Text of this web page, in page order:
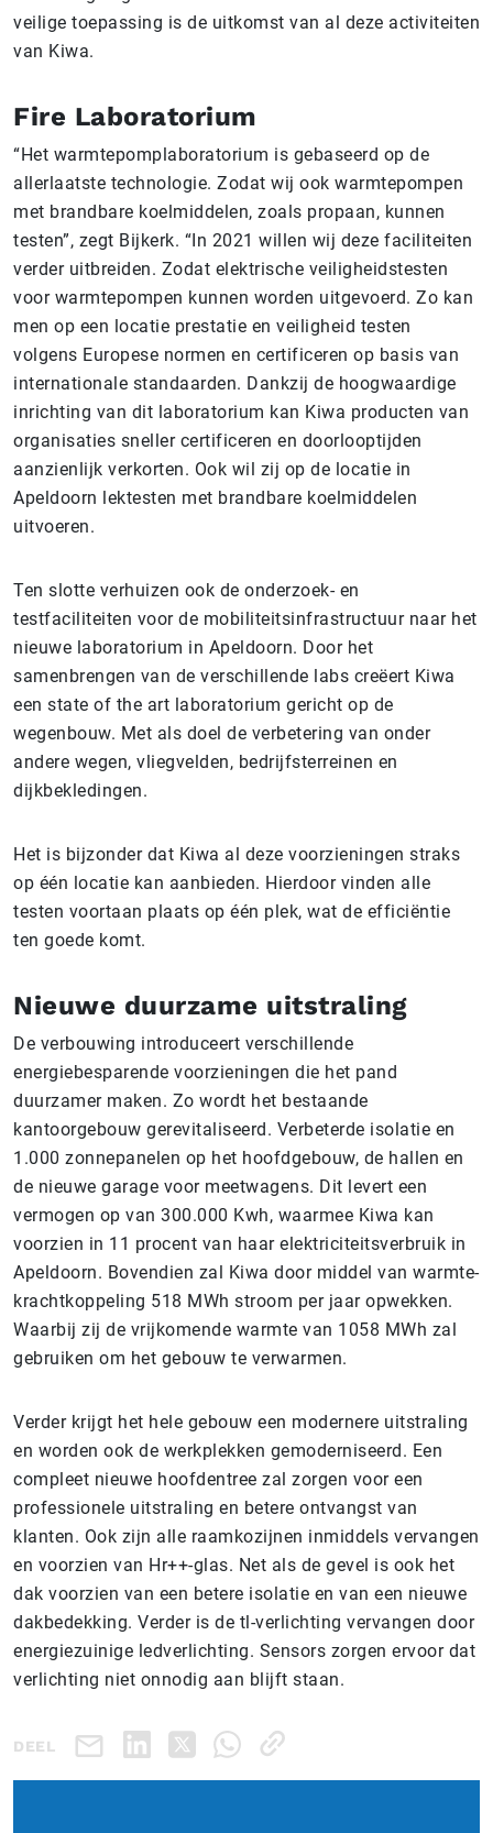
veilige toepassing is de uitkomst van al deze activiteiten
van Kiwa.
Fire Laboratorium
“Het warmtepomplaboratorium is gebaseerd op de
allerlaatste technologie. Zodat wij ook warmtepompen
met brandbare koelmiddelen, zoals propaan, kunnen
testen”, zegt Bijkerk. “In 2021 willen wij deze faciliteiten
verder uitbreiden. Zodat elektrische veiligheidstesten
voor warmtepompen kunnen worden uitgevoerd. Zo kan
men op een locatie prestatie en veiligheid testen
volgens Europese normen en certificeren op basis van
internationale standaarden. Dankzij de hoogwaardige
inrichting van dit laboratorium kan Kiwa producten van
organisaties sneller certificeren en doorlooptijden
aanzienlijk verkorten. Ook wil zij op de locatie in
Apeldoorn lektesten met brandbare koelmiddelen
uitvoeren.
Ten slotte verhuizen ook de onderzoek- en
testfaciliteiten voor de mobiliteitsinfrastructuur naar het
nieuwe laboratorium in Apeldoorn. Door het
samenbrengen van de verschillende labs creëert Kiwa
een state of the art laboratorium gericht op de
wegenbouw. Met als doel de verbetering van onder
andere wegen, vliegvelden, bedrijfsterreinen en
dijkbekledingen.
Het is bijzonder dat Kiwa al deze voorzieningen straks
op één locatie kan aanbieden. Hierdoor vinden alle
testen voortaan plaats op één plek, wat de efficiëntie
ten goede komt.
Nieuwe duurzame uitstraling
De verbouwing introduceert verschillende
energiebesparende voorzieningen die het pand
duurzamer maken. Zo wordt het bestaande
kantoorgebouw gerevitaliseerd. Verbeterde isolatie en
1.000 zonnepanelen op het hoofdgebouw, de hallen en
de nieuwe garage voor meetwagens. Dit levert een
vermogen op van 300.000 Kwh, waarmee Kiwa kan
voorzien in 11 procent van haar elektriciteitsverbruik in
Apeldoorn. Bovendien zal Kiwa door middel van warmte-
krachtkoppeling 518 MWh stroom per jaar opwekken.
Waarbij zij de vrijkomende warmte van 1058 MWh zal
gebruiken om het gebouw te verwarmen.
Verder krijgt het hele gebouw een modernere uitstraling
en worden ook de werkplekken gemoderniseerd. Een
compleet nieuwe hoofdentree zal zorgen voor een
professionele uitstraling en betere ontvangst van
klanten. Ook zijn alle raamkozijnen inmiddels vervangen
en voorzien van Hr++-glas. Net als de gevel is ook het
dak voorzien van een betere isolatie en van een nieuwe
dakbedekking. Verder is de tl-verlichting vervangen door
energiezuinige ledverlichting. Sensors zorgen ervoor dat
verlichting niet onnodig aan blijft staan.
DEEL